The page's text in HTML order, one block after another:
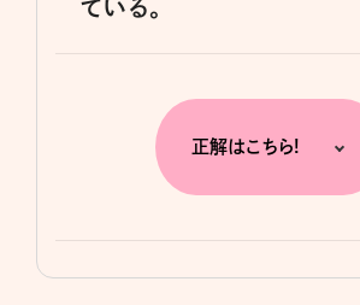
ている。
正解はこちら!